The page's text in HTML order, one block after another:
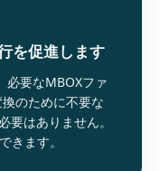
を促進します
必要なMBOXファ
のために不要な
要はありません。
きます。